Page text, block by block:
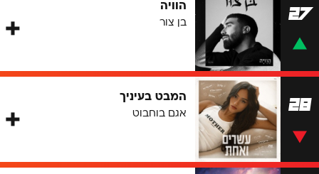
27 הוויה
בן צור
28 המבט בעיניך
אגם בוחבוט